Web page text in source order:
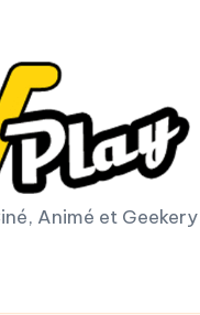
Animé et Geekery